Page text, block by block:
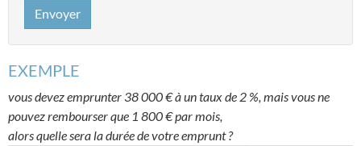
Envoyer
EXEMPLE
vous devez emprunter 38 000 € à un taux de 2 %, mais vous ne
pouvez rembourser que 1 800 € par mois,
alors quelle sera la durée de votre emprunt ?